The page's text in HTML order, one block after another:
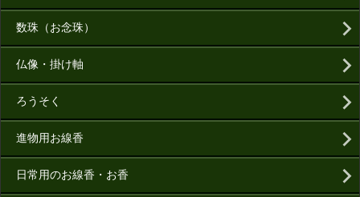
数珠（お念珠）
仏像・掛け軸
ろうそく
進物用お線香
日常用のお線香・お香